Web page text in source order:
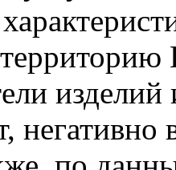
негативно